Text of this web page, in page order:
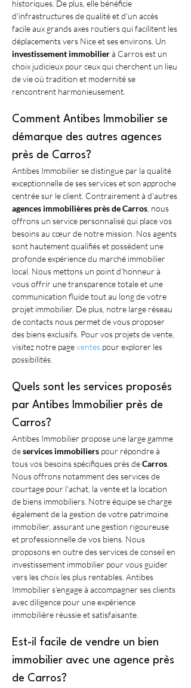
historiques. De plus, elle bénéficie
d'infrastructures de qualité et d'un accès
facile aux grands axes routiers qui facilitent les
déplacements vers Nice et ses environs. Un
investissement immobilier à Carros est un
choix judicieux pour ceux qui cherchent un lieu
de vie où tradition et modernité se
rencontrent harmonieusement.
Comment Antibes Immobilier se
démarque des autres agences
près de Carros?
Antibes Immobilier se distingue par la qualité
exceptionnelle de ses services et son approche
centrée sur le client. Contrairement à d'autres
agences immobilières près de Carros , nous
offrons un service personnalisé qui place vos
besoins au cœur de notre mission. Nos agents
sont hautement qualifiés et possèdent une
profonde expérience du marché immobilier
local. Nous mettons un point d'honneur à
vous offrir une transparence totale et une
communication fluide tout au long de votre
projet immobilier. De plus, notre large réseau
de contacts nous permet de vous proposer
des biens exclusifs. Pour vos projets de vente,
visitez notre page ventes pour explorer les
possibilités.
Quels sont les services proposés
par Antibes Immobilier près de
Carros?
Antibes Immobilier propose une large gamme
de services immobiliers pour répondre à
tous vos besoins spécifiques près de Carros
Nous offrons notamment des services de
courtage pour l'achat, la vente et la location
de biens immobiliers. Notre équipe se charge
également de la gestion de votre patrimoine
immobilier, assurant une gestion rigoureuse
et professionnelle de vos biens. Nous
proposons en outre des services de conseil en
investissement immobilier pour vous guider
vers les choix les plus rentables. Antibes
Immobilier s'engage à accompagner ses clients
avec diligence pour une expérience
immobilière réussie et satisfaisante.
Est-il facile de vendre un bien
immobilier avec une agence près
de Carros?